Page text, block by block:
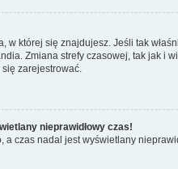
w której się znajdujesz. Jeśli tak
Zmiana strefy czasowej, tak jak
zarejestrować.
nieprawidłowy czas!
czas nadal jest wyświetlany